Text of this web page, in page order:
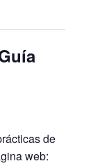
de
web: